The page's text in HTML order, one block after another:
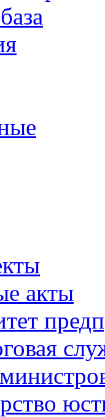
акты